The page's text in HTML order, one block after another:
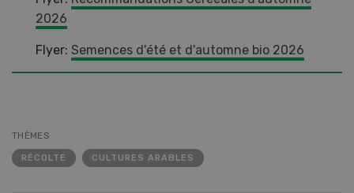
2026
Flyer: Semences d'été et d'automne bio 2026
THÈMES
RÉCOLTE CULTURES ARABLES